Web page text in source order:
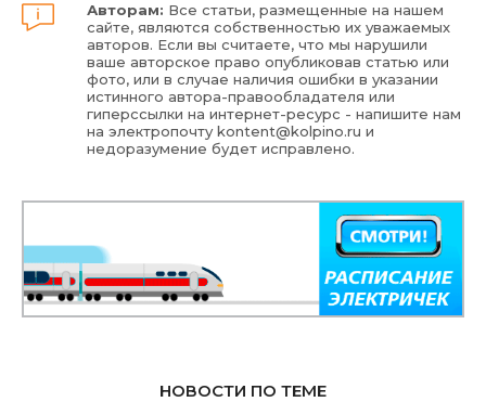
Авторам: Все статьи, размещенные на нашем
сайте, являются собственностью их уважаемых
авторов. Если вы считаете, что мы нарушили
ваше авторское право опубликовав статью или
фото, или в случае наличия ошибки в указании
истинного автора-правообладателя или
гиперссылки на интернет-ресурс - напишите нам
на электропочтуkontent@kolpino.ru и
недоразумение будет исправлено.
НОВОСТИ ПО ТЕМЕ